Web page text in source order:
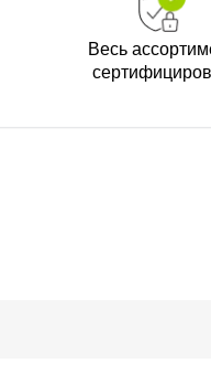
Весь